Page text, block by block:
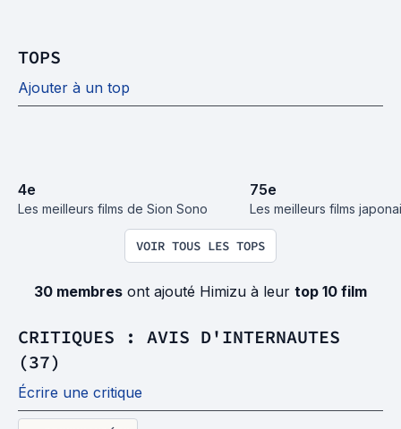
TOPS
Ajouter à un top
4e
Les meilleurs films de Sion Sono
75e
Les meilleurs films
VOIR TOUS LES TOPS
30 membres ont ajouté Himizu à leur top 10 film
CRITIQUES : AVIS D'INTERNAUTES
(37)
Écrire une critique